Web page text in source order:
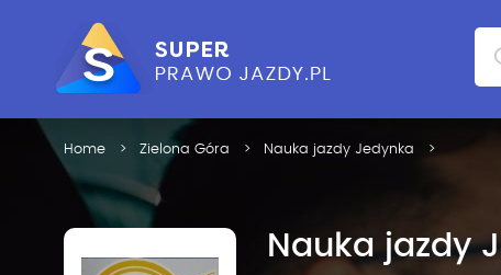
Home Zielona Góra Nauka jazdy Jedynka
Nauka jazdy